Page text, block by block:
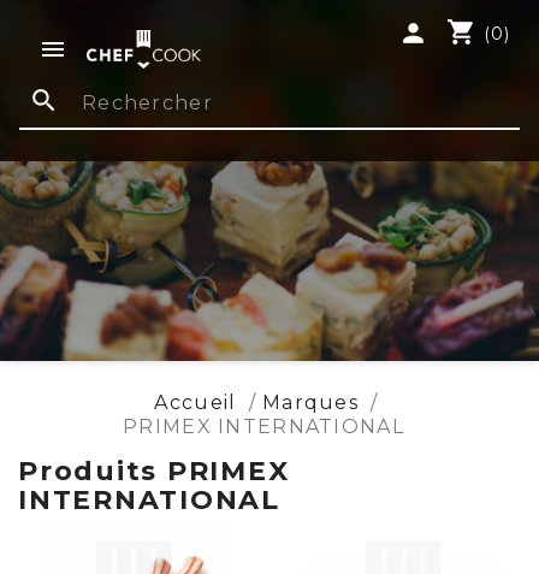

shopping_cart (0)
person
search
Accueil
Marques
PRIMEX INTERNATIONAL
Produits PRIMEX
INTERNATIONAL